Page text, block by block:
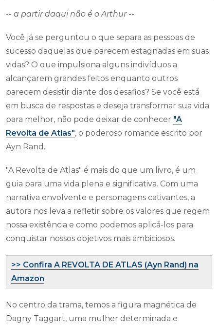
-- a partir daqui não é o Arthur --
Você já se perguntou o que separa as pessoas de
sucesso daquelas que parecem estagnadas em suas
vidas? O que impulsiona alguns indivíduos a
alcançarem grandes feitos enquanto outros
parecem desistir diante dos desafios? Se você está
em busca de respostas e deseja transformar sua vida
para melhor, não pode deixar de conhecer "A
Revolta de Atlas", o poderoso romance escrito por
Ayn Rand.
"A Revolta de Atlas" é mais do que um livro, é um
guia para uma vida plena e significativa. Com uma
narrativa envolvente e personagens cativantes, a
autora nos leva a refletir sobre os valores que regem
nossa existência e como podemos aplicá-los para
conquistar nossos objetivos mais ambiciosos.
>> Confira A REVOLTA DE ATLAS (Ayn Rand) na
Amazon
No centro da trama, temos a figura magnética de
Dagny Taggart, uma mulher determinada e